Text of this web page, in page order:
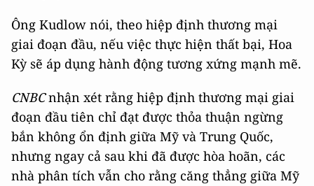
Ông Kudlow nói, theo hiệp định thương mại
giai đoạn đầu, nếu việc thực hiện thất bại, Hoa
Kỳ sẽ áp dụng hành động tương xứng mạnh mẽ.
CNBCnhận xét rằng hiệp định thương mại giai
đoạn đầu tiên chỉ đạt được thỏa thuận ngừng
bắn không ổn định giữa Mỹ và Trung Quốc,
nhưng ngay cả sau khi đã được hòa hoãn, các
nhà phân tích vẫn cho rằng căng thẳng giữa Mỹ